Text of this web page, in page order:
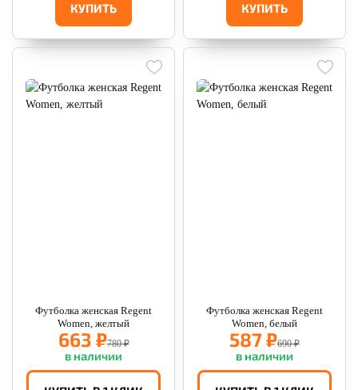
КУПИТЬ КУПИТЬ
Футболка женская Regent
Women, желтый
663 ₽780 ₽
в наличии
Футболка женская Regent
Women, белый
587 ₽690 ₽
в наличии